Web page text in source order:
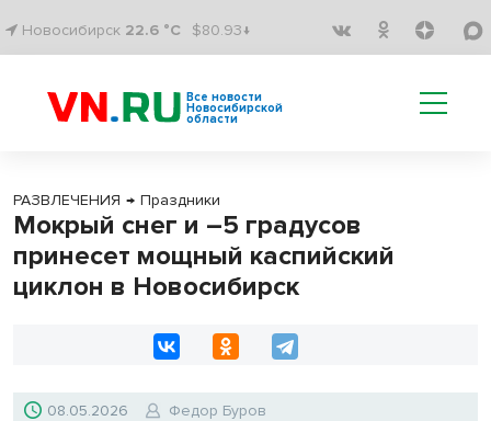
Новосибирск 22.6 °C $80.93↓
Все новости
Новосибирской
области
РАЗВЛЕЧЕНИЯ → Праздники
Мокрый снег и –5 градусов
принесет мощный каспийский
циклон в Новосибирск
08.05.2026 Федор Буров